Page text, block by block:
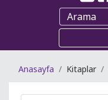
Anasayfa Kitaplar